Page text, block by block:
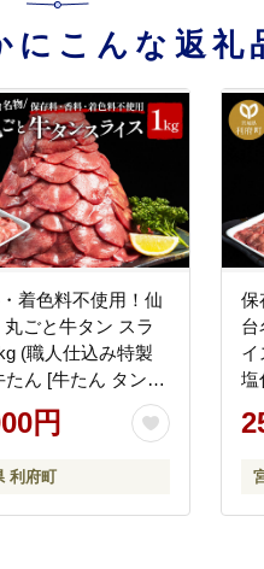
こんな返礼
着色料不使用！仙
丸ごと牛タン スラ
(職人仕込み特製
たん [牛たん タン塩
名物]
円
利府町
保
台
イ
塩